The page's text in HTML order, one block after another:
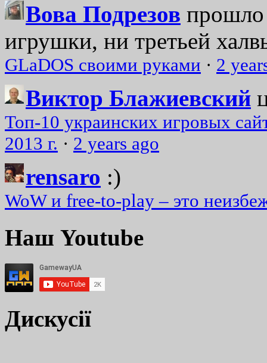
Вова Подрезов прошло
игрушки, ни третьей
GLaDOS своими руками · 2
Виктор Блажиевский
Топ-10 украинских игровых
2013 г. · 2 years ago
rensaro :)
WoW и free-to-play – это
Наш Youtube
Дискусії